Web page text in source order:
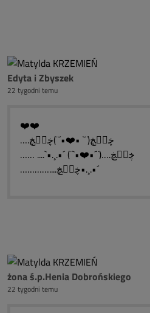
Edyta i Zbyszek
22 tygodni temu
❤️❤️
….ڿڰۣڿ(¨` •❤️•´¨)ڿڰۣڿ
…… ....`•.¸.•´ (¨`•❤️•´¨)….ڿڰۣڿ
…………....ڿڰۣڿ•.¸.•´
żona ś.p.Henia Dobrońskiego
22 tygodni temu